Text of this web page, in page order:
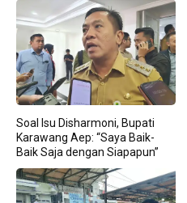
Soal Isu Disharmoni, Bupati
Karawang Aep: “Saya Baik-
Baik Saja dengan Siapapun”